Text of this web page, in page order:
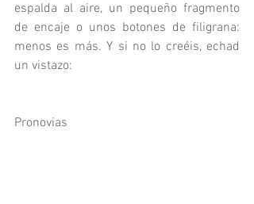
espalda al aire, un pequeño fragmento
de encaje o unos botones de filigrana:
menos es más. Y si no lo creéis, echad
un vistazo:
Pronovias